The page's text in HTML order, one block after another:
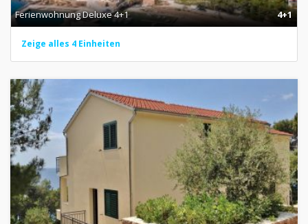
Ferienwohnung Deluxe 4+1 4+1
Zeige alles 4 Einheiten